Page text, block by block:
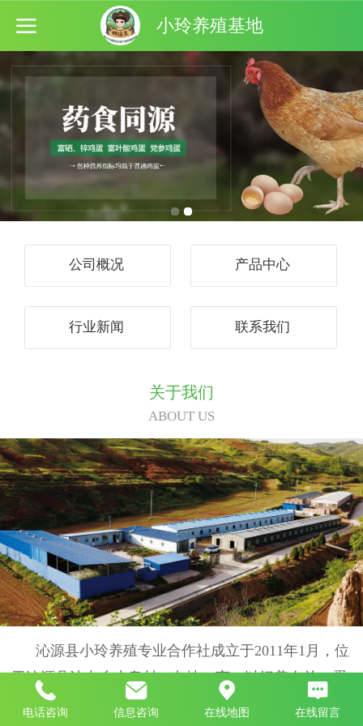
小玲养殖基地
公司概况 产品中心
行业新闻 联系我们
关于我们
ABOUT US
沁源县小玲养殖专业合作社成立于2011年1月，位
于沁源县法中乡水泉村，占地22亩，以饲养肉羊、蛋
鸡、秸秆加工和农民技术培训为主营业务。现有职工
电话咨询 信息咨询 在线地图 在线留言